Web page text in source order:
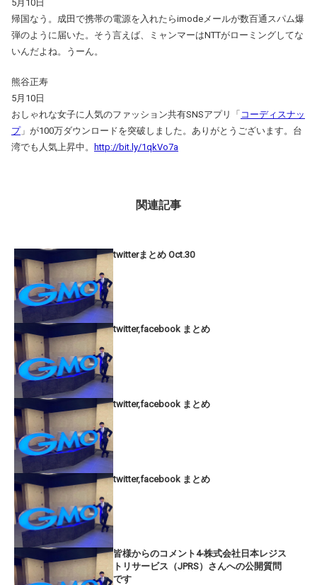
5月10日
帰国なう。成田で携帯の電源を入れたらimodeメールが数百通スパム爆
弾のように届いた。そう言えば、ミャンマーはNTTがローミングしてな
いんだよね。うーん。
熊谷正寿
5月10日
おしゃれな女子に人気のファッション共有SNSアプリ「 コーディスナッ
プ」が100万ダウンロードを突破しました。ありがとうございます。台
湾でも人気上昇中。
http://bit.ly/1qkVo7a
関連記事
twitterまとめ Oct.30
twitter,facebook まとめ
twitter,facebook まとめ
twitter,facebook まとめ
皆様からのコメント4-株式会社日本レジス
トリサービス（JPRS）さんへの公開質問
です